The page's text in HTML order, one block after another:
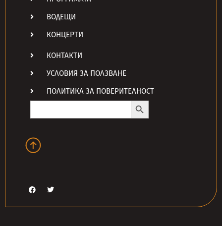
ВОДЕЩИ
КОНЦЕРТИ
КОНТАКТИ
УСЛОВИЯ ЗА ПОЛЗВАНЕ
ПОЛИТИКА ЗА ПОВЕРИТЕЛНОСТ
Search Search Button